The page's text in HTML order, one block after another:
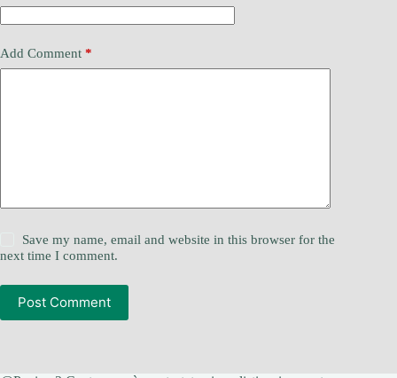
Add Comment *
Save my name, email and website in this browser for the
next time I comment.
Post Comment